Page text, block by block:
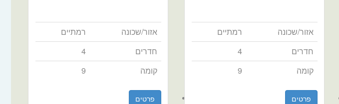
אזור/שכונה
רמתיים
חדרים
4
קומה
9
פרטים
אזור/שכונה
רמתיים
חדרים
4
קומה
9
פרטים